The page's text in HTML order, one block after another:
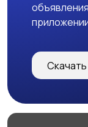
Скачать